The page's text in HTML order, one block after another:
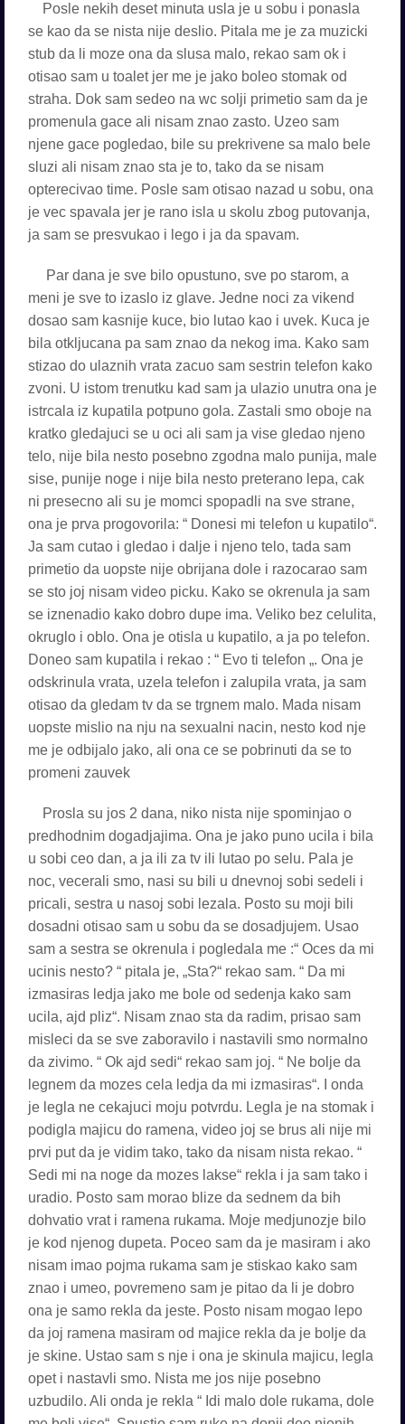
Posle nekih deset minuta usla je u sobu i ponasla
se kao da se nista nije deslio. Pitala me je za muzicki
stub da li moze ona da slusa malo, rekao sam ok i
otisao sam u toalet jer me je jako boleo stomak od
straha. Dok sam sedeo na wc solji primetio sam da je
promenula gace ali nisam znao zasto. Uzeo sam
njene gace pogledao, bile su prekrivene sa malo bele
sluzi ali nisam znao sta je to, tako da se nisam
opterecivao time. Posle sam otisao nazad u sobu, ona
je vec spavala jer je rano isla u skolu zbog putovanja,
ja sam se presvukao i lego i ja da spavam.
Par dana je sve bilo opustuno, sve po starom, a
meni je sve to izaslo iz glave. Jedne noci za vikend
dosao sam kasnije kuce, bio lutao kao i uvek. Kuca je
bila otkljucana pa sam znao da nekog ima. Kako sam
stizao do ulaznih vrata zacuo sam sestrin telefon kako
zvoni. U istom trenutku kad sam ja ulazio unutra ona je
istrcala iz kupatila potpuno gola. Zastali smo oboje na
kratko gledajuci se u oci ali sam ja vise gledao njeno
telo, nije bila nesto posebno zgodna malo punija, male
sise, punije noge i nije bila nesto preterano lepa, cak
ni presecno ali su je momci spopadli na sve strane,
ona je prva progovorila: “ Donesi mi telefon u kupatilo“.
Ja sam cutao i gledao i dalje i njeno telo, tada sam
primetio da uopste nije obrijana dole i razocarao sam
se sto joj nisam video picku. Kako se okrenula ja sam
se iznenadio kako dobro dupe ima. Veliko bez celulita,
okruglo i oblo. Ona je otisla u kupatilo, a ja po telefon.
Doneo sam kupatila i rekao : “ Evo ti telefon „. Ona je
odskrinula vrata, uzela telefon i zalupila vrata, ja sam
otisao da gledam tv da se trgnem malo. Mada nisam
uopste mislio na nju na sexualni nacin, nesto kod nje
me je odbijalo jako, ali ona ce se pobrinuti da se to
promeni zauvek
Prosla su jos 2 dana, niko nista nije spominjao o
predhodnim dogadjajima. Ona je jako puno ucila i bila
u sobi ceo dan, a ja ili za tv ili lutao po selu. Pala je
noc, vecerali smo, nasi su bili u dnevnoj sobi sedeli i
pricali, sestra u nasoj sobi lezala. Posto su moji bili
dosadni otisao sam u sobu da se dosadjujem. Usao
sam a sestra se okrenula i pogledala me :“ Oces da mi
ucinis nesto? “ pitala je, „Sta?“ rekao sam. “ Da mi
izmasiras ledja jako me bole od sedenja kako sam
ucila, ajd pliz“. Nisam znao sta da radim, prisao sam
misleci da se sve zaboravilo i nastavili smo normalno
da zivimo. “ Ok ajd sedi“ rekao sam joj. “ Ne bolje da
legnem da mozes cela ledja da mi izmasiras“. I onda
je legla ne cekajuci moju potvrdu. Legla je na stomak i
podigla majicu do ramena, video joj se brus ali nije mi
prvi put da je vidim tako, tako da nisam nista rekao. “
Sedi mi na noge da mozes lakse“ rekla i ja sam tako i
uradio. Posto sam morao blize da sednem da bih
dohvatio vrat i ramena rukama. Moje medjunozje bilo
je kod njenog dupeta. Poceo sam da je masiram i ako
nisam imao pojma rukama sam je stiskao kako sam
znao i umeo, povremeno sam je pitao da li je dobro
ona je samo rekla da jeste. Posto nisam mogao lepo
da joj ramena masiram od majice rekla da je bolje da
je skine. Ustao sam s nje i ona je skinula majicu, legla
opet i nastavli smo. Nista me jos nije posebno
uzbudilo. Ali onda je rekla “ Idi malo dole rukama, dole